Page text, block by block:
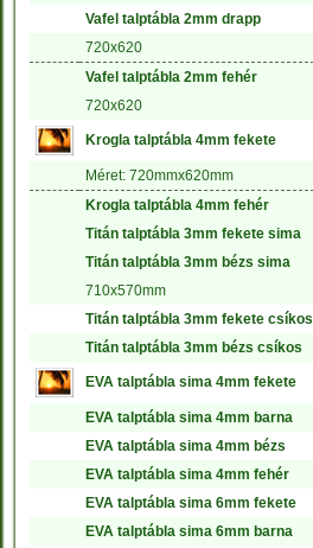
Vafel talptábla 2mm drapp
720x620
Vafel talptábla 2mm fehér
720x620
Krogla talptábla 4mm fekete
Méret: 720mmx620mm
Krogla talptábla 4mm fehér
Titán talptábla 3mm fekete sima
Titán talptábla 3mm bézs sima
710x570mm
Titán talptábla 3mm fekete csíkos
Titán talptábla 3mm bézs csíkos
EVA talptábla sima 4mm fekete
EVA talptábla sima 4mm barna
EVA talptábla sima 4mm bézs
EVA talptábla sima 4mm fehér
EVA talptábla sima 6mm fekete
EVA talptábla sima 6mm barna